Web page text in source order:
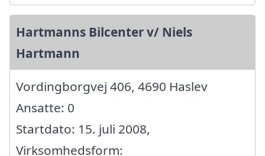
Hartmanns Bilcenter v/ Niels
Hartmann
Vordingborgvej 406, 4690 Haslev
Ansatte: 0
Startdato: 15. juli 2008,
Virksomhedsform: